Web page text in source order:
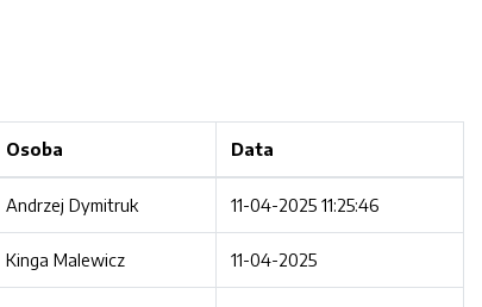
Osoba Data
Andrzej Dymitruk 11-04-2025 11:25:46
Kinga Malewicz 11-04-2025